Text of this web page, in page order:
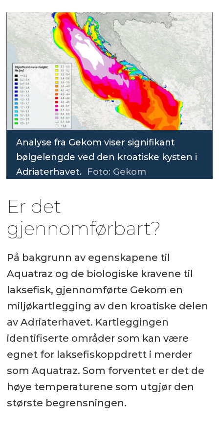
Analyse fra Gekom viser signifikant
bølgelengde ved den kroatiske kysten i
Adriaterhavet. Foto: Gekom
Er det
gjennomførbart?
På bakgrunn av egenskapene til
Aquatraz og de biologiske kravene til
laksefisk, gjennomførte Gekom en
miljøkartlegging av den kroatiske delen
av Adriaterhavet. Kartleggingen
identifiserte områder som kan være
egnet for laksefiskoppdrett i merder
som Aquatraz. Som forventet er det de
høye temperaturene som utgjør den
største begrensningen.